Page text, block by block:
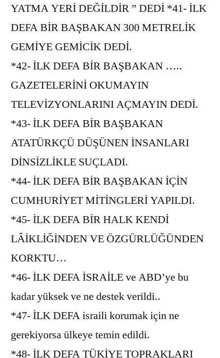
YATMA YERİ DEĞİLDİR ” DEDİ *41- İLK
DEFA BİR BAŞBAKAN 300 METRELİK
GEMİYE GEMİCİK DEDİ.
*42- İLK DEFA BİR BAŞBAKAN …..
GAZETELERİNİ OKUMAYIN
TELEVİZYONLARINI AÇMAYIN DEDİ.
*43- İLK DEFA BİR BAŞBAKAN
ATATÜRKÇÜ DÜŞÜNEN İNSANLARI
DİNSİZLİKLE SUÇLADI.
*44- İLK DEFA BİR BAŞBAKAN İÇİN
CUMHURİYET MİTİNGLERİ YAPILDI.
*45- İLK DEFA BİR HALK KENDİ
LÂİKLİĞİNDEN VE ÖZGÜRLÜĞÜNDEN
KORKTU…
*46- İLK DEFA İSRAİLE ve ABD’ye bu
kadar yüksek ve ne destek verildi..
*47- İLK DEFA israili korumak için ne
gerekiyorsa ülkeye temin edildi.
*48- İLK DEFA TÜKİYE TOPRAKLARI